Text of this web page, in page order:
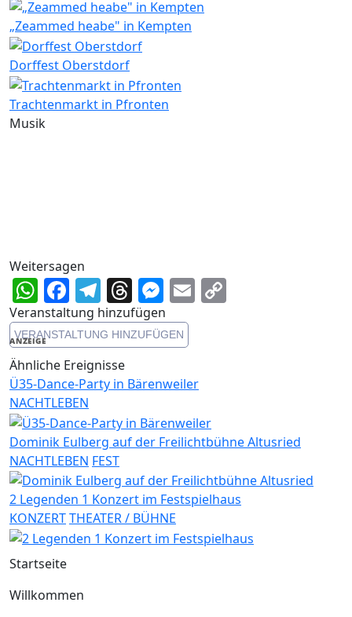
„Zeammed heabe" in Kempten
Dorffest Oberstdorf
Trachtenmarkt in Pfronten
Musik
Weitersagen
WhatsApp
Facebook
Telegram
Threads
Messenger
Email
Veranstaltung hinzufügen
VERANSTALTUNG HINZUFÜGEN
ANZEIGE
Ähnliche Ereignisse
Ü35-Dance-Party in Bärenweiler
NACHTLEBEN
Dominik Eulberg auf der Freilichtbühne Altusried
NACHTLEBEN FEST
2 Legenden 1 Konzert im Festspielhaus
KONZERTTHEATER / BÜHNE
Startseite
Willkommen